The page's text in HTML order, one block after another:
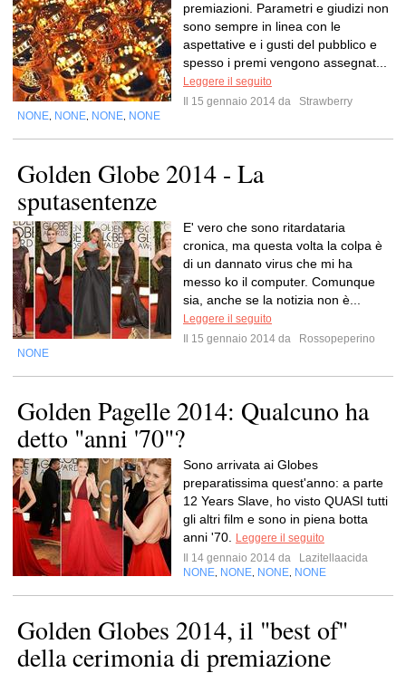
premiazioni. Parametri e giudizi non
sono sempre in linea con le
aspettative e i gusti del pubblico e
spesso i premi vengono assegnat...
Leggere il seguito
Il 15 gennaio 2014 da
Strawberry
NONE NONE NONE NONE
Golden Globe 2014 - La
sputasentenze
E' vero che sono ritardataria
cronica, ma questa volta la colpa è
di un dannato virus che mi ha
messo ko il computer. Comunque
sia, anche se la notizia non è...
Leggere il seguito
Il 15 gennaio 2014 da
Rossopeperino
NONE
Golden Pagelle 2014: Qualcuno ha
detto "anni '70"?
Sono arrivata ai Globes
preparatissima quest'anno: a parte
12 Years Slave, ho visto QUASI tutti
gli altri film e sono in piena botta
anni '70.
Leggere il seguito
Il 14 gennaio 2014 da
Lazitellaacida
NONE NONE NONE NONE
Golden Globes 2014, il "best of"
della cerimonia di premiazione